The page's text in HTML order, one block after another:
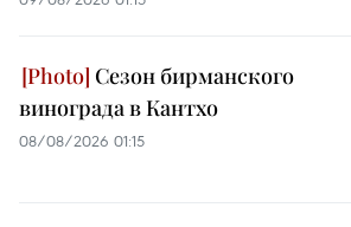
Сезон бирманского
винограда в Кантхо
08/08/2026 01:15